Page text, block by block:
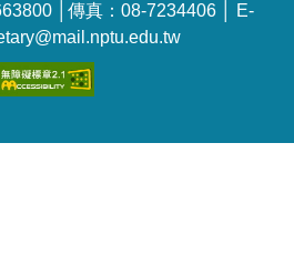
│傳真：08-7234406 │ E-